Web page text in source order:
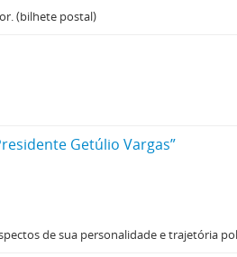
(bilhete postal)
Getúlio Vargas”
de sua personalidade e trajetória